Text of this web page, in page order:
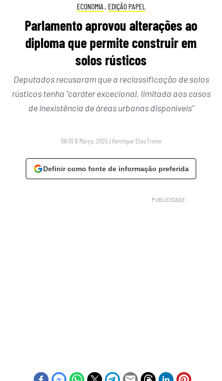
ECONOMIA , EDIÇÃO PAPEL
Parlamento aprovou alterações ao
diploma que permite construir em
solos rústicos
Deputados recusaram que a reclassificação de solos
rústicos tenha “caráter excecional, limitada aos casos
de inexistência de áreas urbanas disponíveis”
08:10 9 Março, 2025 | Henrique Dias Freire
Definir como fonte de informação preferida